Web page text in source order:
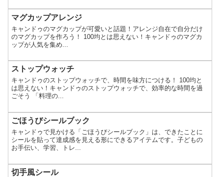
マグカップアレンジ
キャンドゥのマグカップが可愛いと話題！アレンジ自在で自分だけ
のマグカップを作ろう！ 100均とは思えない！キャンドゥのマグカ
ップが人気を集め...
ストップウォッチ
キャンドゥのストップウォッチで、時間を味方につける！ 100均と
は思えない！キャンドゥのストップウォッチで、効率的な時間を過
ごそう 「料理の...
ごほうびシールブック
キャンドゥで見かける「ごほうびシールブック」は、できたことに
シールを貼って達成感を見える形にできるアイテムです。子どもの
お手伝い、学習、トレ...
切手風シール